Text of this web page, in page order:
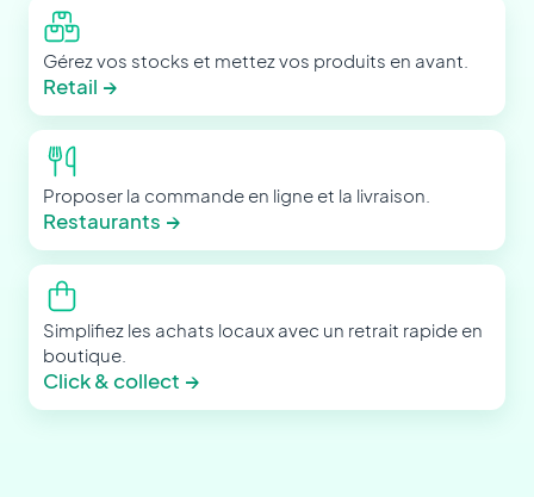
Gérez vos stocks et mettez vos produits en avant.
Retail →
Proposer la commande en ligne et la livraison.
Restaurants →
Simplifiez les achats locaux avec un retrait rapide en
boutique.
Click & collect →